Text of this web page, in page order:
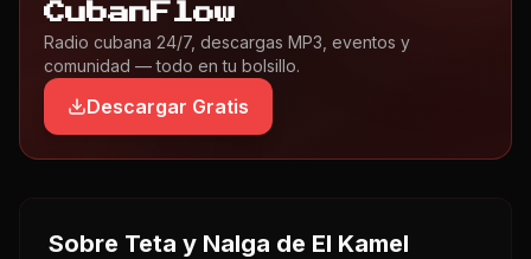
CubanFlow
Radio cubana 24/7, descargas MP3, eventos y
comunidad — todo en tu bolsillo.
Descargar Gratis
Sobre Teta y Nalga de El Kamel